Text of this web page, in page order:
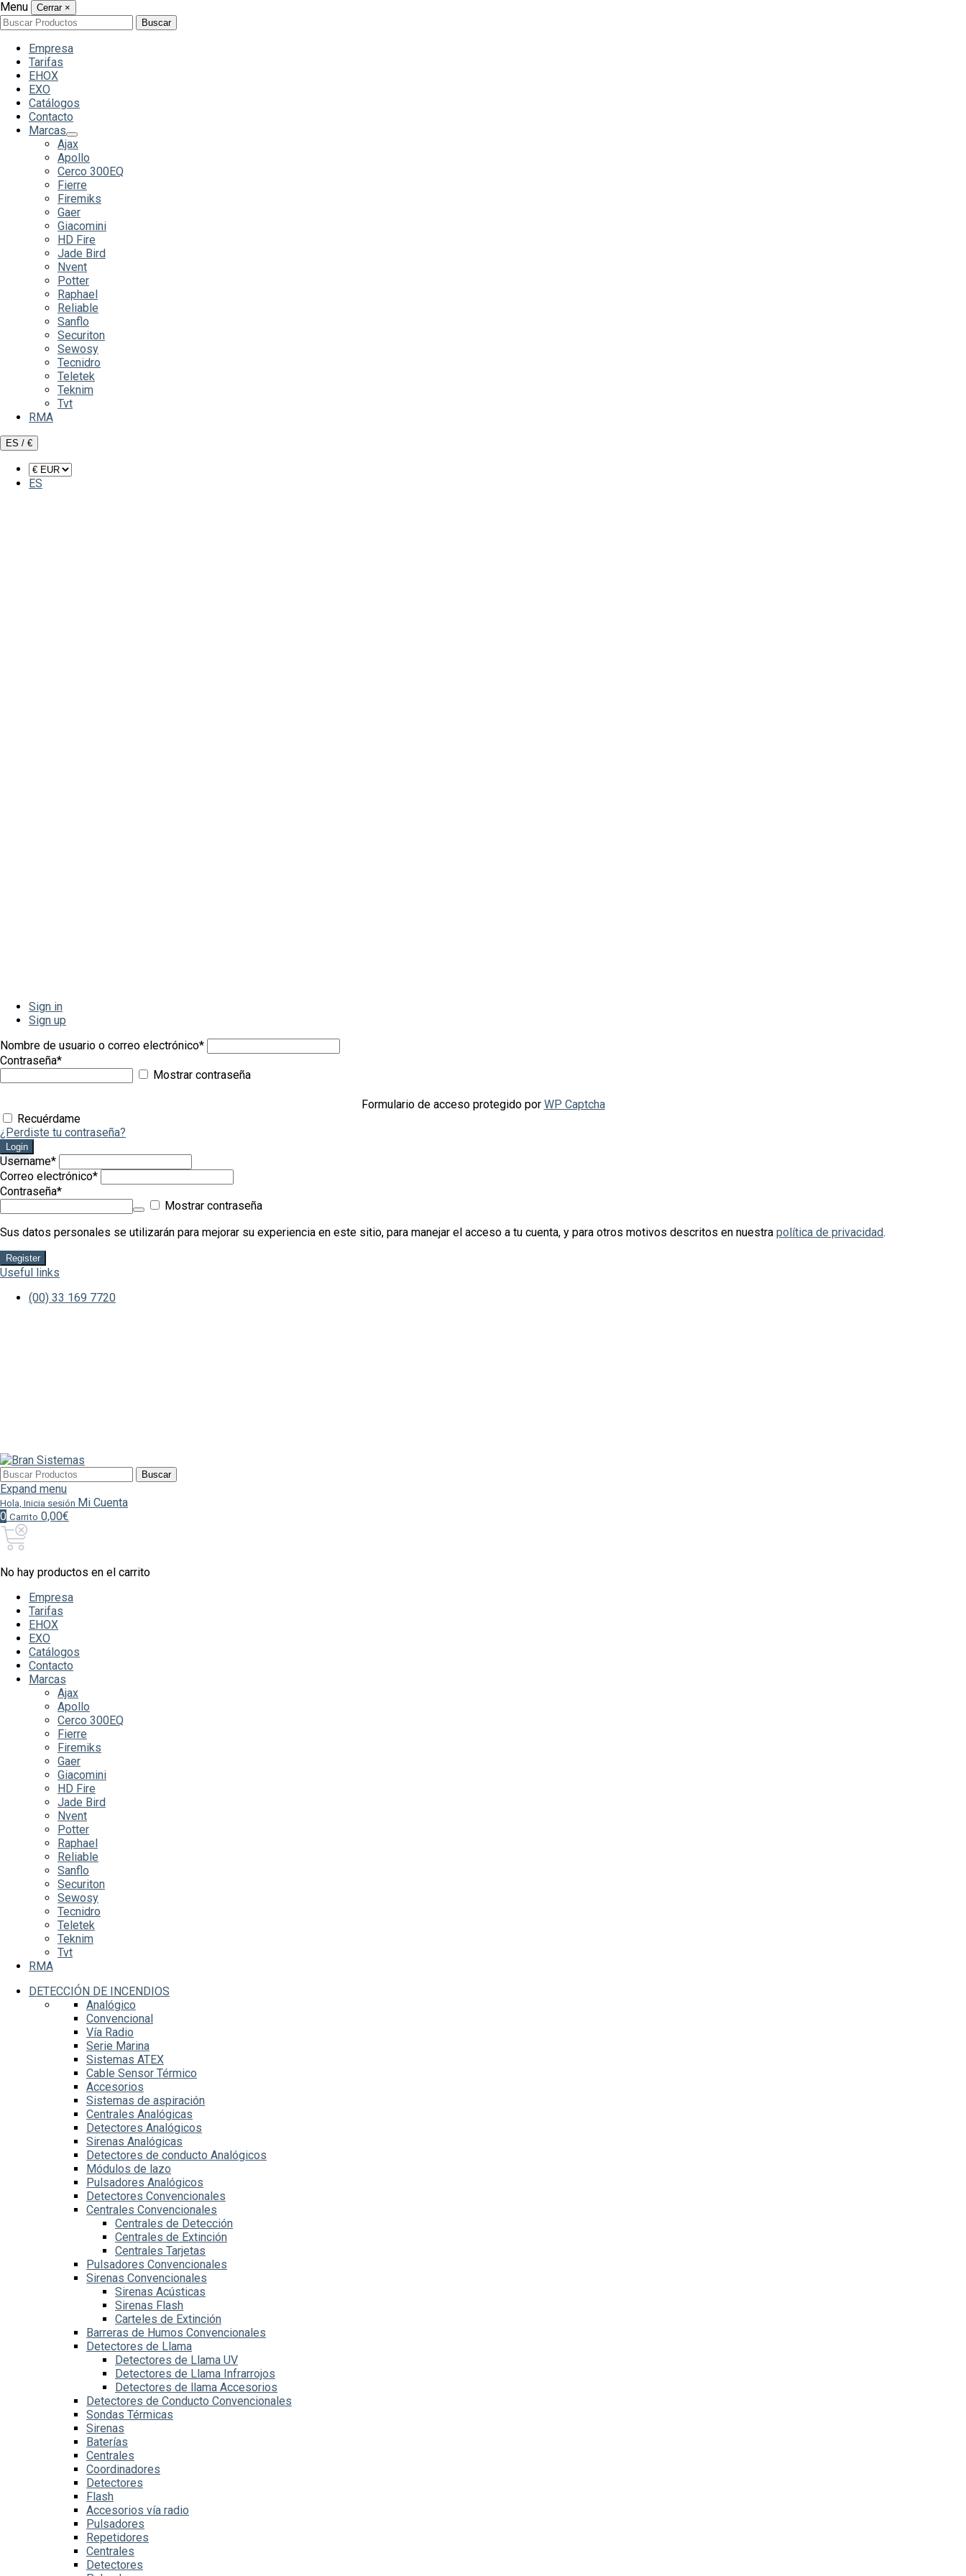
Menu Cerrar ×
Buscar
por:
Buscar
Empresa
Tarifas
EHOX
EXO
Catálogos
Contacto
Marcas
Ajax
Apollo
Cerco 300EQ
Fierre
Firemiks
Gaer
Giacomini
HD Fire
Jade Bird
Nvent
Potter
Raphael
Reliable
Sanflo
Securiton
Sewosy
Tecnidro
Teletek
Teknim
Tvt
RMA
ES / €
ES
Sign in
Sign up
Nombre de usuario o correo electrónico*
Contraseña*
Mostrar contraseña
Formulario de acceso protegido por WP Captcha
Recuérdame
¿Perdiste tu contraseña?
Login
Username*
Correo electrónico*
Contraseña*
Mostrar contraseña
Sus datos personales se utilizarán para mejorar su experiencia en este sitio, para manejar el acceso a tu cuenta, y para otros motivos descritos en nuestra política de privacidad.
Register
Useful links
(00) 33 169 7720
Buscar
por:
Buscar
Expand menu
Hola, Inicia sesión Mi Cuenta
0 Carrito 0,00€
No hay productos en el carrito
Empresa
Tarifas
EHOX
EXO
Catálogos
Contacto
Marcas
Ajax
Apollo
Cerco 300EQ
Fierre
Firemiks
Gaer
Giacomini
HD Fire
Jade Bird
Nvent
Potter
Raphael
Reliable
Sanflo
Securiton
Sewosy
Tecnidro
Teletek
Teknim
Tvt
RMA
DETECCIÓN DE INCENDIOS
Analógico
Convencional
Vía Radio
Serie Marina
Sistemas ATEX
Cable Sensor Térmico
Accesorios
Sistemas de aspiración
Centrales Analógicas
Detectores Analógicos
Sirenas Analógicas
Detectores de conducto Analógicos
Módulos de lazo
Pulsadores Analógicos
Detectores Convencionales
Centrales Convencionales
Centrales de Detección
Centrales de Extinción
Centrales Tarjetas
Pulsadores Convencionales
Sirenas Convencionales
Sirenas Acústicas
Sirenas Flash
Carteles de Extinción
Barreras de Humos Convencionales
Detectores de Llama
Detectores de Llama UV
Detectores de Llama Infrarrojos
Detectores de llama Accesorios
Detectores de Conducto Convencionales
Sondas Térmicas
Sirenas
Baterías
Centrales
Coordinadores
Detectores
Flash
Accesorios vía radio
Pulsadores
Repetidores
Centrales
Detectores